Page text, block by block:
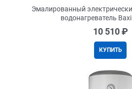
Эмалированный
водонагреватель Baxi
10 510 ₽
КУПИТЬ